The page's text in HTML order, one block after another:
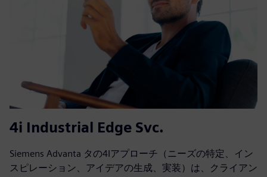
ステナビリティ戦略から実装までのサプライチェーン全体
のデジタル化をサポートしています。バリューチェーン全
体のデータアクセシビリティと透明性は、バッテリーのラ
イフサイクルを測定、検証、最適化するための洞察を生み
出すための基礎です。当社のデジタルソリューションは、
目標設定から実装、展開まで多岐にわたります。
詳細情報